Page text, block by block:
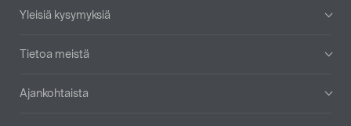
Yleisiä kysymyksiä
Tietoa meistä
Ajankohtaista